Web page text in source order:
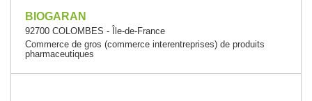
BIOGARAN
92700 COLOMBES - Île-de-France
Commerce de gros (commerce interentreprises) de produits
pharmaceutiques